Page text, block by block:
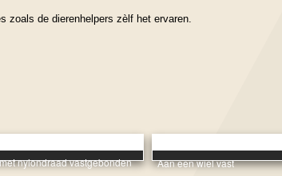
zoals de dierenhelpers zèlf het ervaren.
nylondraad vastgebonden Aan een wiel vast